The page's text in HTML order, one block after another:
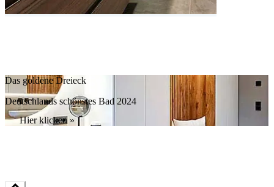
Das goldene Dreieck
Deutschlands schönstes Bad 2024
Hier klicken »